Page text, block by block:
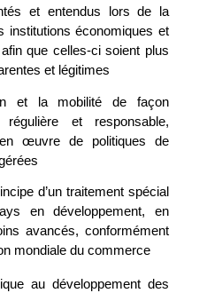
et entendus lors de la
institutions économiques et
que celles-ci soient plus
et légitimes
et la mobilité de façon
et responsable,
œuvre de politiques de
d’un traitement spécial
en développement, en
avancés, conformément
mondiale du commerce
au développement des